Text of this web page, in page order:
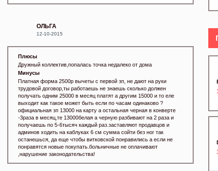
ОЛЬГА
12-10-2015
Плюсы
Дружный коллектив,попалась точка недалеко от дома
Минусы
Платная форма 2500р вычеты с первой зп, не дают на руки
трудовой договор,ты работаешь не знаешь сколько должен
получать одним 25000 в месяц платят а другим 15000 и то еле
выходит как такое может быть если по часам одинаково ?
официальная зп 13000 на карту а остальная черная в конверте
-3раза в месяц,те 13000белая а черную разбивают на 2 раза и
получаешь по 5-6тысяч каждый раз.заставляют продавцов и
админов ходить на каблуках 6 см сумма сойти без ног так
останешься, да еще чтобы витковской понравились а если не
понравятся новые покупать.больничные не оплачивают
,нарушение законодательства!